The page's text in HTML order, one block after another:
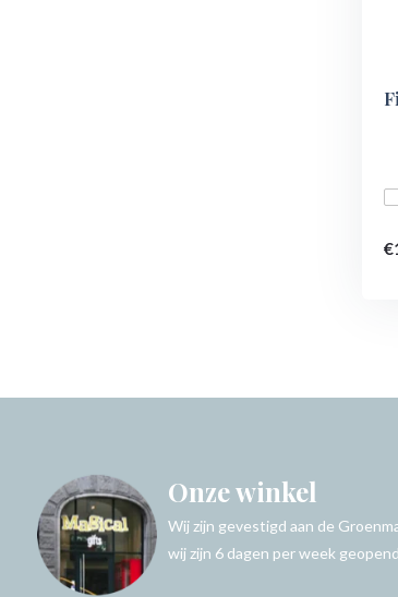
Onze winkel
Wij zijn gevestigd aan de
wij zijn 6 dagen per week